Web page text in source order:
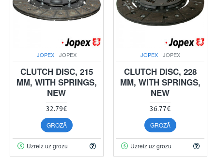
JOPEX JOPEX
CLUTCH DISC, 215
MM, WITH SPRINGS,
NEW
32.79€
GROZĀ
Uzreiz uz grozu
JOPEX JOPEX
CLUTCH DISC, 228
MM, WITH SPRINGS,
NEW
36.77€
GROZĀ
Uzreiz uz grozu